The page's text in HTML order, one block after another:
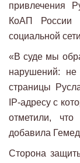
привлечения
КоАП России
социальной
«В суде мы
нарушений:
страницы
IP-адресу с
отметили,
добавила
Сторона